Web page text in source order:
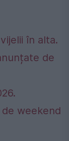
în alta.
de
weekend